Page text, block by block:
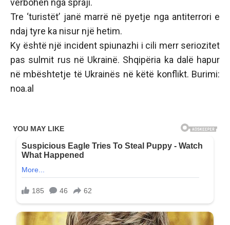
verbohen nga spraji.
Tre ‘turistët’ janë marrë në pyetje nga antiterrori e
ndaj tyre ka nisur një hetim.
Ky është një incident spiunazhi i cili merr seriozitet
pas sulmit rus në Ukrainë. Shqipëria ka dalë hapur
në mbështetje të Ukrainës në këtë konflikt. Burimi:
noa.al